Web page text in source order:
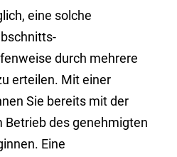
eine solche
durch mehrere
erteilen. Mit einer
Sie bereits mit der
Betrieb des genehmigten
Eine